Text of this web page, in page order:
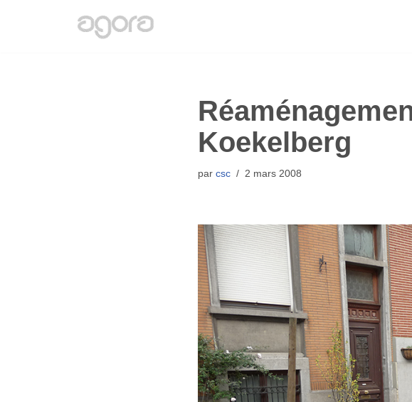
Koekelberg
par csc 2 mars 2008